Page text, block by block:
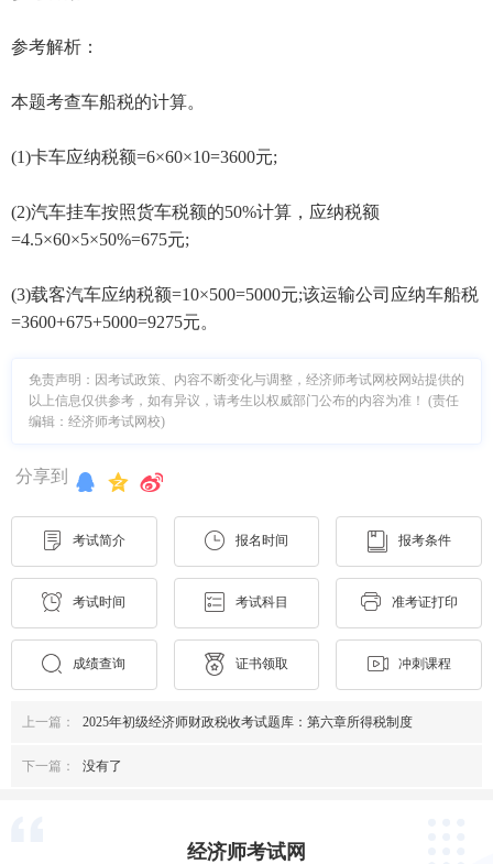
参考解析：
本题考查车船税的计算。
(1)卡车应纳税额=6×60×10=3600元;
(2)汽车挂车按照货车税额的50%计算，应纳税额
=4.5×60×5×50%=675元;
(3)载客汽车应纳税额=10×500=5000元;该运输公司应纳车船税
=3600+675+5000=9275元。
免责声明：因考试政策、内容不断变化与调整，经济师考试网校网站提供的
以上信息仅供参考，如有异议，请考生以权威部门公布的内容为准！ (责任
编辑：经济师考试网校)
分享到
考试简介 报名时间 报考条件
考试时间 考试科目 准考证打印
成绩查询 证书领取 冲刺课程
上一篇： 2025年初级经济师财政税收考试题库：第六章所得税制度
下一篇： 没有了
经济师考试网